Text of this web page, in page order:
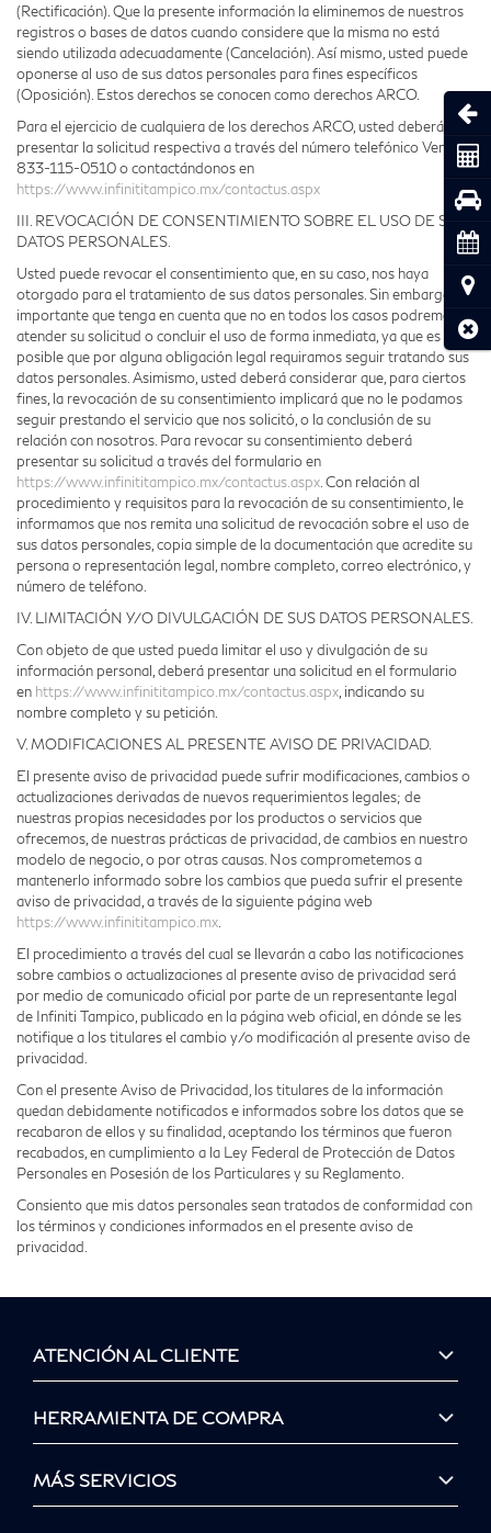
(Rectificación). Que la presente información la eliminemos de nuestros
registros o bases de datos cuando considere que la misma no está
siendo utilizada adecuadamente (Cancelación). Así mismo, usted puede
oponerse al uso de sus datos personales para fines específicos
(Oposición). Estos derechos se conocen como derechos ARCO.
Para el ejercicio de cualquiera de los derechos ARCO, usted deberá
presentar la solicitud respectiva a través del número telefónico Ventas
833-115-0510o contactándonos en
https://www.infinititampico.mx/contactus.aspx
III. REVOCACIÓN DE CONSENTIMIENTO SOBRE EL USO DE SUS
DATOS PERSONALES.
Usted puede revocar el consentimiento que, en su caso, nos haya
otorgado para el tratamiento de sus datos personales. Sin embargo, es
importante que tenga en cuenta que no en todos los casos podremos
atender su solicitud o concluir el uso de forma inmediata, ya que es
posible que por alguna obligación legal requiramos seguir tratando sus
datos personales. Asimismo, usted deberá considerar que, para ciertos
fines, la revocación de su consentimiento implicará que no le podamos
seguir prestando el servicio que nos solicitó, o la conclusión de su
relación con nosotros. Para revocar su consentimiento deberá
presentar su solicitud a través del formulario en
https://www.infinititampico.mx/contactus.aspx . Con relación al
procedimiento y requisitos para la revocación de su consentimiento, le
informamos que nos remita una solicitud de revocación sobre el uso de
sus datos personales, copia simple de la documentación que acredite su
persona o representación legal, nombre completo, correo electrónico, y
número de teléfono.
IV. LIMITACIÓN Y/O DIVULGACIÓN DE SUS DATOS PERSONALES.
Con objeto de que usted pueda limitar el uso y divulgación de su
información personal, deberá presentar una solicitud en el formulario
en https://www.infinititampico.mx/contactus.aspx , indicando su
nombre completo y su petición.
V. MODIFICACIONES AL PRESENTE AVISO DE PRIVACIDAD.
El presente aviso de privacidad puede sufrir modificaciones, cambios o
actualizaciones derivadas de nuevos requerimientos legales; de
nuestras propias necesidades por los productos o servicios que
ofrecemos, de nuestras prácticas de privacidad, de cambios en nuestro
modelo de negocio, o por otras causas. Nos comprometemos a
mantenerlo informado sobre los cambios que pueda sufrir el presente
aviso de privacidad, a través de la siguiente página web
https://www.infinititampico.mx
El procedimiento a través del cual se llevarán a cabo las notificaciones
sobre cambios o actualizaciones al presente aviso de privacidad será
por medio de comunicado oficial por parte de un representante legal
de Infiniti Tampico, publicado en la página web oficial, en dónde se les
notifique a los titulares el cambio y/o modificación al presente aviso de
privacidad.
Con el presente Aviso de Privacidad, los titulares de la información
quedan debidamente notificados e informados sobre los datos que se
recabaron de ellos y su finalidad, aceptando los términos que fueron
recabados, en cumplimiento a la Ley Federal de Protección de Datos
Personales en Posesión de los Particulares y su Reglamento.
Consiento que mis datos personales sean tratados de conformidad con
los términos y condiciones informados en el presente aviso de
privacidad.
ATENCIÓN AL CLIENTE
HERRAMIENTA DE COMPRA
MÁS SERVICIOS